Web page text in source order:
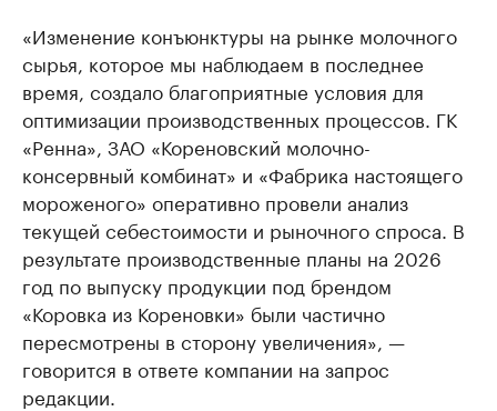
«Изменение конъюнктуры на рынке молочного
сырья, которое мы наблюдаем в последнее
время, создало благоприятные условия для
оптимизации производственных процессов. ГК
«Ренна», ЗАО «Кореновский молочно-
консервный комбинат» и «Фабрика настоящего
мороженого» оперативно провели анализ
текущей себестоимости и рыночного спроса. В
результате производственные планы на 2026
год по выпуску продукции под брендом
«Коровка из Кореновки» были частично
пересмотрены в сторону увеличения», —
говорится в ответе компании на запрос
редакции.